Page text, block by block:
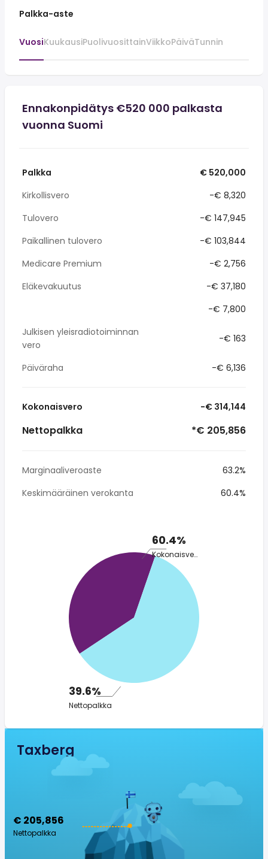
Palkka-aste
VuosiKuukausiPuolivuosittainViikkoPäiväTunnin
Ennakonpidätys €520 000 palkasta
vuonna Suomi
Palkka
€ 520,000
Kirkollisvero
-€ 8,320
Tulovero
-€ 147,945
Paikallinen tulovero
-€ 103,844
Medicare Premium
-€ 2,756
Eläkevakuutus
-€ 37,180
-€ 7,800
Julkisen yleisradiotoiminnan
vero
-€ 163
Päiväraha -€ 6,136
Kokonaisvero -€ 314,144
Nettopalkka *€ 205,856
Marginaaliveroaste
63.2%
Keskimääräinen verokanta
60.4%
60.4%
Kokonaisvero
39.6%
Nettopalkka
Taxberg
€ 205,856
Nettopalkka